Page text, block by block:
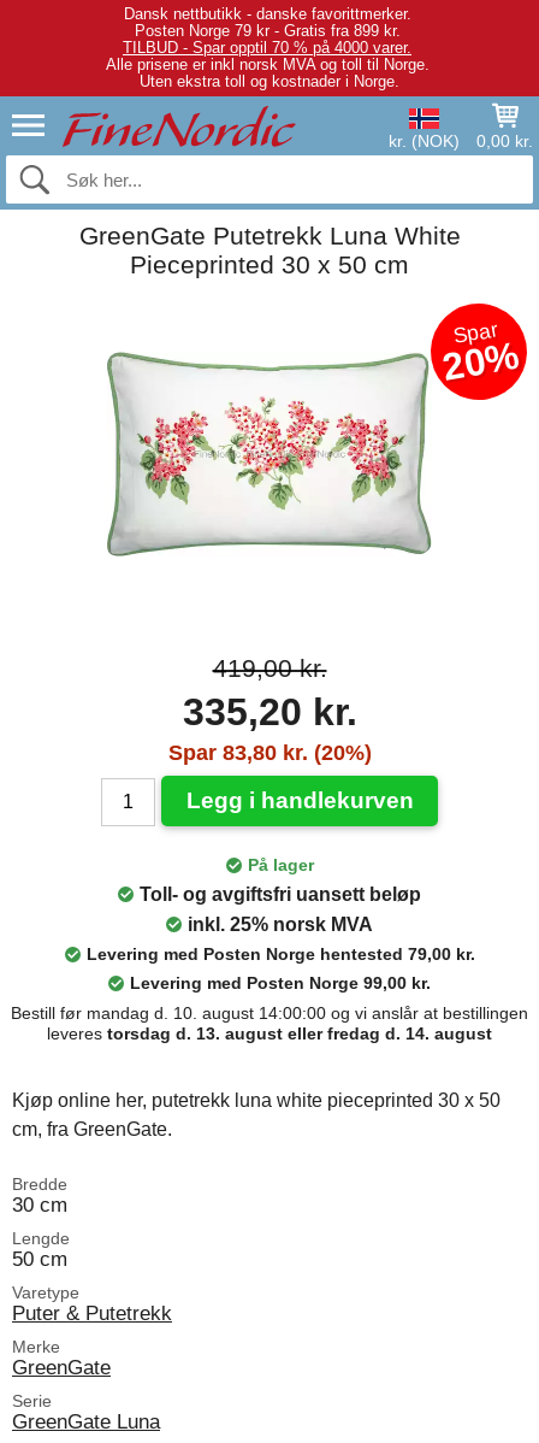
Dansk nettbutikk - danske favorittmerker.
Posten Norge 79 kr - Gratis fra 899 kr.
TILBUD - Spar opptil 70 % på 4000 varer.
Alle prisene er inkl norsk MVA og toll til Norge.
Uten ekstra toll og kostnader i Norge.
kr. (NOK) 0,00 kr.
GreenGate Putetrekk Luna White
Pieceprinted 30 x 50 cm
Spar
20%
419,00 kr.
335,20 kr.
Spar 83,80 kr. (20%)
Legg i handlekurven
På lager
Toll- og avgiftsfri uansett beløp
inkl. 25% norsk MVA
Levering med Posten Norge hentested 79,00 kr.
Levering med Posten Norge 99,00 kr.
Bestill før mandag d. 10. august 14:00:00 og vi anslår at bestillingen
leveres torsdag d. 13. august eller fredag d. 14. august
Kjøp online her, putetrekk luna white pieceprinted 30 x 50
cm, fra GreenGate.
Bredde
30 cm
Lengde
50 cm
Varetype
Puter & Putetrekk
Merke
GreenGate
Serie
GreenGate Luna